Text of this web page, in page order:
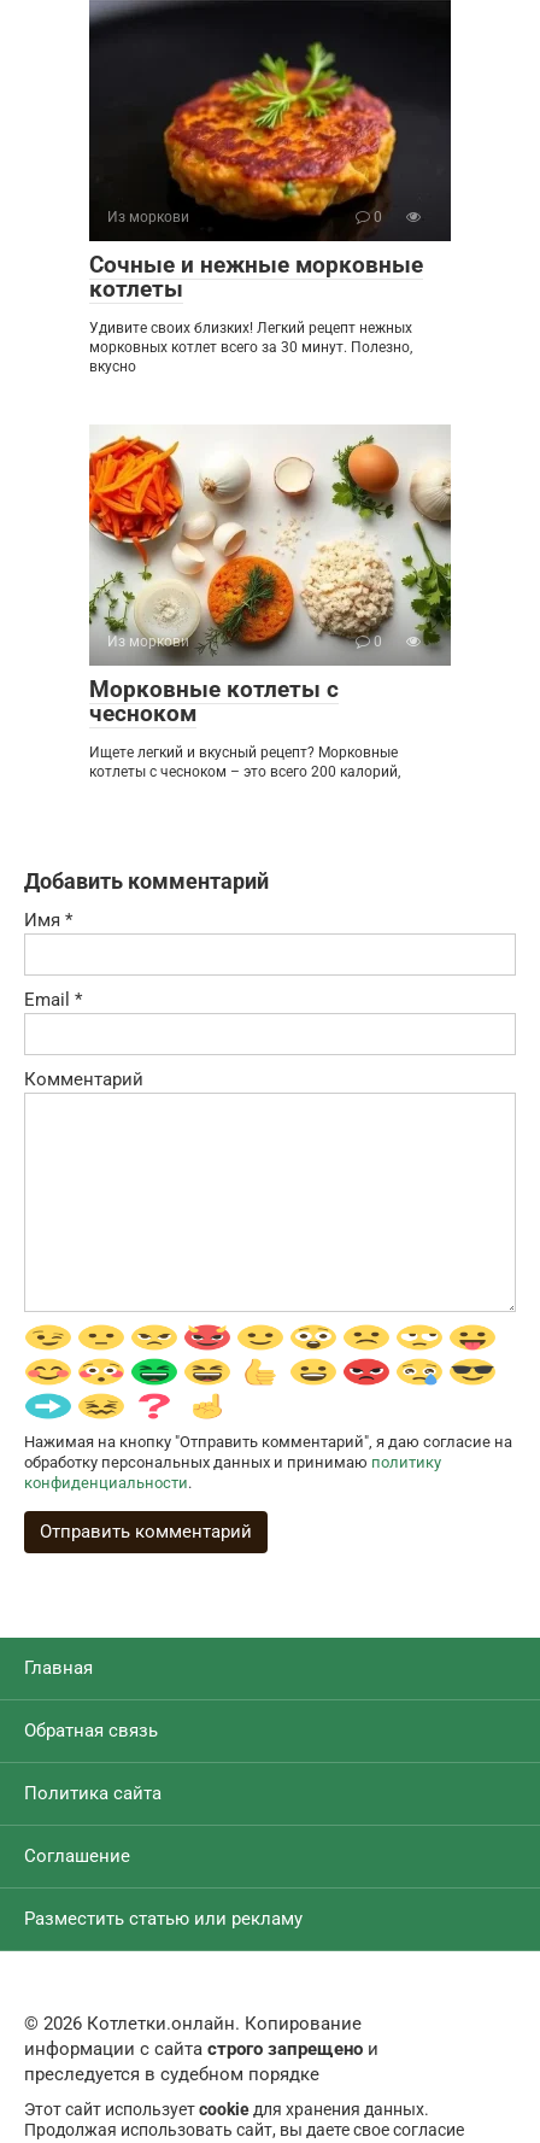
Из моркови 0
Сочные и нежные морковные
котлеты
Удивите своих близких! Легкий рецепт нежных
морковных котлет всего за 30 минут. Полезно,
вкусно
Из моркови 0
Морковные котлеты с
чесноком
Ищете легкий и вкусный рецепт? Морковные
котлеты с чесноком – это всего 200 калорий,
Добавить комментарий
Имя *
Email *
Комментарий
Нажимая на кнопку "Отправить комментарий", я даю согласие на
обработку персональных данных и принимаю политику
конфиденциальности.
Главная
Обратная связь
Политика сайта
Соглашение
Разместить статью или рекламу
© 2026 Котлетки.онлайн. Копирование
информации с сайта строго запрещено и
преследуется в судебном порядке
Этот сайт используетcookieдля хранения данных.
Продолжая использовать сайт, вы даете свое согласие